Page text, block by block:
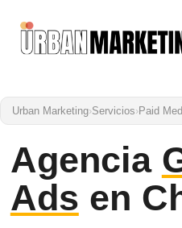
contenido
Urban Marketing›Servicios›Paid
Agencia
Ads en